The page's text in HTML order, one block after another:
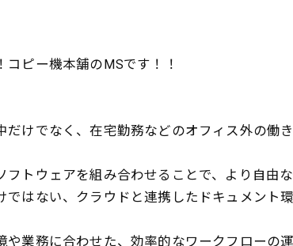
コピー機本舗のMSです！！
だけでなく、在宅勤務などのオフィス外の働
フトウェアを組み合わせることで、より自由
ではない、クラウドと連携したドキュメント環
や業務に合わせた、効率的なワークフローの運